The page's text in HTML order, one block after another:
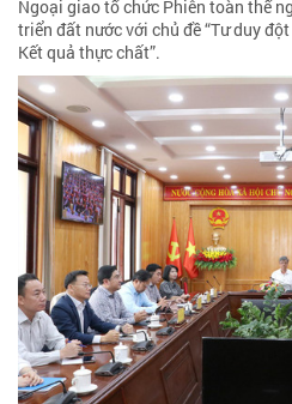
Ngoại giao tổ chức Phiên toàn thể
triển đất nước với chủ đề “Tư duy
Kết quả thực chất”.